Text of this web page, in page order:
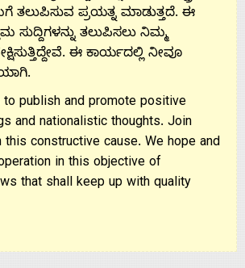
ತಲುಪಿಸುವ ಪ್ರಯತ್ನ ಮಾಡುತ್ತದೆ. ಈ
ಸುದ್ದಿಗಳನ್ನು ತಲುಪಿಸಲು ನಿಮ್ಮ
ಈ ಕಾರ್ಯದಲ್ಲಿ ನೀವೂ
publish and promote positive
and nationalistic thoughts. Join
this constructive cause. We hope and
in this objective of
that shall keep up with quality